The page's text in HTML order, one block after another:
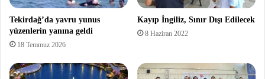
Tekirdağ’da yavru yunus
yüzenlerin yanına geldi
18 Temmuz 2026
Kayıp İngiliz, Sınır Dışı Edilecek
8 Haziran 2022